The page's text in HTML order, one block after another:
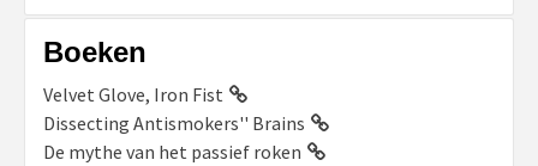
Boeken
Velvet Glove, Iron Fist
Dissecting Antismokers'' Brains
De mythe van het passief roken